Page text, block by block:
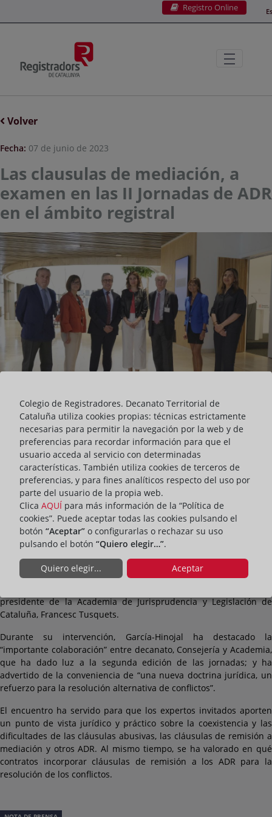
Registro Online
Volver
Fecha: 07 de junio de 2023
Las clausulas de mediación, a
examen en las II Jornadas de ADR
en el ámbito registral
El Decanato de los Registradores de la Propiedad, Mercantiles y de
Bienes Muebles de Cataluña ha resaltado hoy la importancia de
las clausulas de mediación en los contratos, en unas jornadas
organizadas conjuntamente con el Departamento de Justicia de la
Generalitat de Cataluña y la Academia de Jurisprudencia y
Legislación de Cataluña, que han llevado por título ADR en el
ámbito registral. Las cláusulas de mediación en los contratos.
La inauguración de las jornadas ha corrido a cargo del decano de
los registradores de Cataluña, Vicente García-Hinojal; de la
presidente de la Academia de Jurisprudencia y Legislación de
Cataluña, Francesc Tusquets.
Durante su intervención, García-Hinojal ha destacado la
“importante colaboración” entre decanato, Consejería y Academia,
que ha dado luz a la segunda edición de las jornadas; y ha
advertido de la conveniencia de “una nueva doctrina jurídica, un
refuerzo para la resolución alternativa de conflictos”.
El encuentro ha servido para que los expertos invitados aporten
un punto de vista jurídico y práctico sobre la coexistencia y las
dificultades de las cláusulas abusivas, las cláusulas de remisión a
mediación y otros ADR. Al mismo tiempo, se ha valorado en qué
contratos incorporar cláusulas de remisión a los ADR para la
resolución de los conflictos.
Colegio de Registradores. Decanato Territorial de
Cataluña utiliza cookies propias: técnicas estrictamente
necesarias para permitir la navegación por la web y de
preferencias para recordar información para que el
usuario acceda al servicio con determinadas
características. También utiliza cookies de terceros de
preferencias, y para fines analíticos respecto del uso por
parte del usuario de la propia web.
Clica AQUÍ para más información de la “Política de
cookies”. Puede aceptar todas las cookies pulsando el
botón “Aceptar” o configurarlas o rechazar su uso
pulsando el botón “Quiero elegir…”.
Quiero elegir... Aceptar